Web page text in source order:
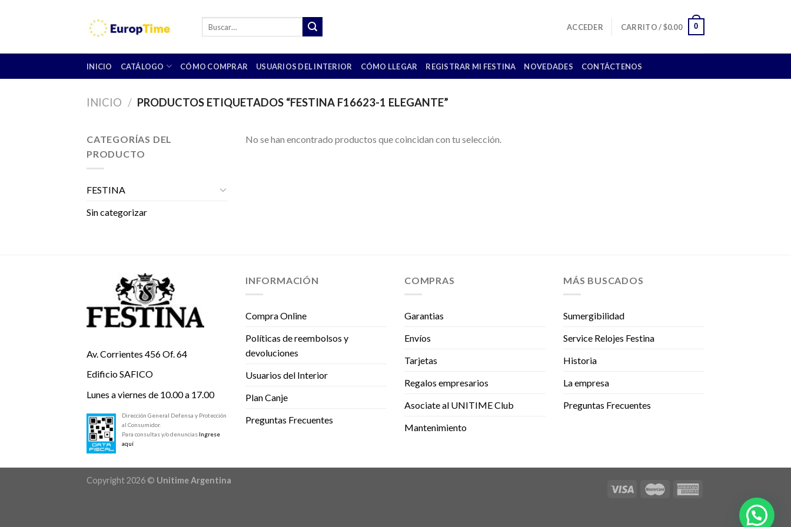
ACCEDER CARRITO /$0.00 0
INICIO CATÁLOGO CÓMO COMPRAR USUARIOS DEL INTERIOR CÓMO LLEGAR REGISTRAR MI FESTINA NOVEDADES CONTÁCTENOS
INICIO / PRODUCTOS ETIQUETADOS “FESTINA F16623-1 ELEGANTE”
CATEGORÍAS DEL
PRODUCTO
FESTINA
Sin categorizar
No se han encontrado productos que coincidan con tu selección.
Av. Corrientes 456 Of. 64
Edificio SAFICO
Lunes a viernes de 10.00 a 17.00
Dirección General Defensa y Protección
al Consumidor.
Para consultas y/o denuncias Ingrese
aquí
INFORMACIÓN
Compra Online
Políticas de reembolsos y
devoluciones
Usuarios del Interior
Plan Canje
Preguntas Frecuentes
COMPRAS
Garantias
Envíos
Tarjetas
Regalos empresarios
Asociate al UNITIME Club
Mantenimiento
MÁS BUSCADOS
Sumergibilidad
Service Relojes Festina
Historia
La empresa
Preguntas Frecuentes
Copyright 2026 © Unitime Argentina